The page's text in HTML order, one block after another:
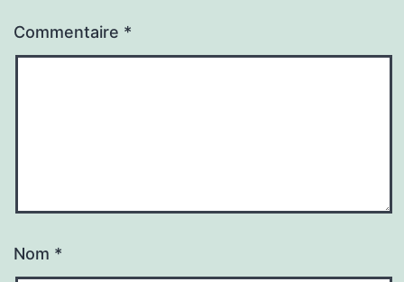
Commentaire *
Nom *